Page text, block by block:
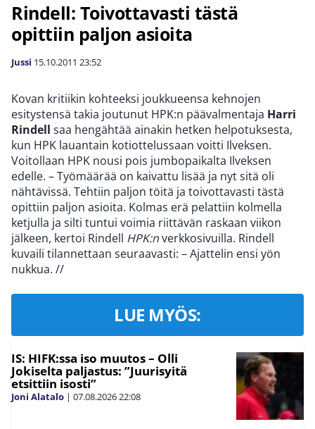
Rindell: Toivottavasti tästä
opittiin paljon asioita
Jussi 15.10.2011 23:52
Kovan kritiikin kohteeksi joukkueensa kehnojen
esitystensä takia joutunut HPK:n päävalmentaja Harri
Rindell saa hengähtää ainakin hetken helpotuksesta,
kun HPK lauantain kotiottelussaan voitti Ilveksen.
Voitollaan HPK nousi pois jumbopaikalta Ilveksen
edelle. – Työmäärää on kaivattu lisää ja nyt sitä oli
nähtävissä. Tehtiin paljon töitä ja toivottavasti tästä
opittiin paljon asioita. Kolmas erä pelattiin kolmella
ketjulla ja silti tuntui voimia riittävän raskaan viikon
jälkeen, kertoi Rindell HPK:nverkkosivuilla. Rindell
kuvaili tilannettaan seuraavasti: – Ajattelin ensi yön
nukkua. //
LUE MYÖS:
IS: HIFK:ssa iso muutos – Olli
Jokiselta paljastus: ”Juurisyitä
etsittiin isosti”
Joni Alatalo | 07.08.202622:08